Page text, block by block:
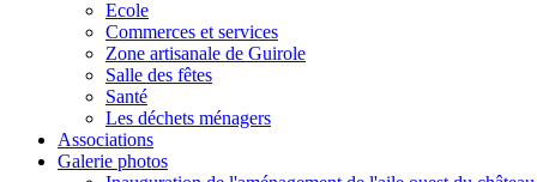
Ecole
Commerces et services
Zone artisanale de Guirole
Salle des fêtes
Santé
Les déchets ménagers
Associations
Galerie photos